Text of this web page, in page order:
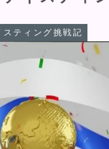
スティング挑戦記